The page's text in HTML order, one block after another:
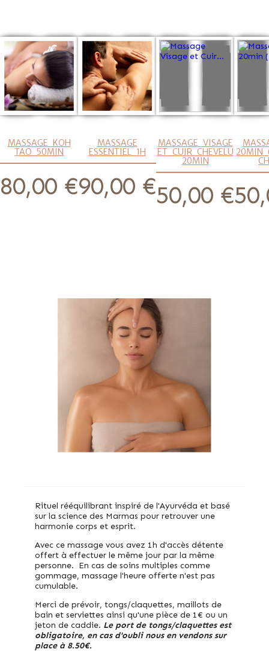
MASSAGE KOH
TAO 50MIN
80,00 €
MASSAGE
ESSENTIEL 1H
90,00 €
MASSAGE VISAGE
ET CUIR CHEVELU
20MIN
50,00 €
20MIN
Rituel rééquilibrant inspiré de l'Ayurvéda et basé
sur la science des Marmas pour retrouver une
harmonie corps et esprit.
Avec ce massage vous avez 1h d'accès détente
offert à effectuer le même jour par la même
personne. En cas de soins multiples comme
gommage, massage l'heure offerte n'est pas
cumulable.
Merci de prévoir, tongs/claquettes, maillots de
bain et serviettes ainsi qu'une pièce de 1€ ou un
jeton de caddie. Le port de tongs/claquettes est
obligatoire, en cas d'oubli nous en vendons sur
place à 8.50€.